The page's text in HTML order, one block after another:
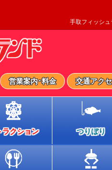
手取フィッシュ
営業案内･料金 交通アク
ラクション つりぼり